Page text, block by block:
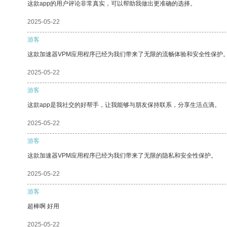
这款app的用户评论非常真实，可以帮助我做出更准确的选择。
2025-05-22
游客
这款加速器VPM应用程序已经为我们带来了无限的流畅体验和安全性保护
2025-05-22
游客
这款app是我社交的好帮手，让我能够与朋友保持联系，分享生活点滴。
2025-05-22
游客
这款加速器VPM应用程序已经为我们带来了无限的隐私和安全性保护。
2025-05-22
游客
超棒啊 好用
2025-05-22